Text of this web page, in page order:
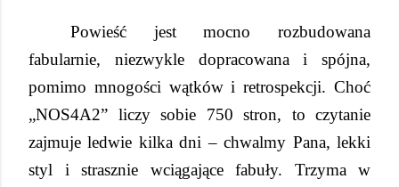
Powieść jest mocno rozbudowana
fabularnie, niezwykle dopracowana i spójna,
pomimo mnogości wątków i retrospekcji. Choć
„NOS4A2” liczy sobie 750 stron, to czytanie
zajmuje ledwie kilka dni – chwalmy Pana, lekki
styl i strasznie wciągające fabuły. Trzyma w